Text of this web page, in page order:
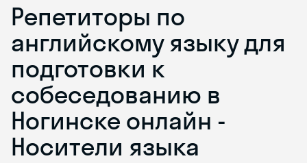
Репетиторы по
английскому языку для
подготовки к
собеседованию в
Ногинске онлайн -
Носители языка
Skyeng Chat